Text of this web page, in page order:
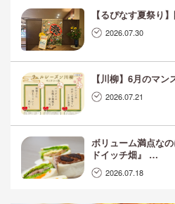
【るぴなす夏祭り
2026.07.30
【川柳】6月のマン
2026.07.21
ボリューム満点な
ドイッチ畑』 …
2026.07.18